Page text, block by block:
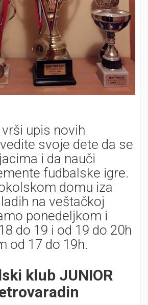
vrši upis novih
svoje dete da se
i da nauči
fudbalske igre.
domu iza
na veštačkoj
ponedeljkom i
do 19 i od 19 do 20h
od 17 do 19h.
klub JUNIOR